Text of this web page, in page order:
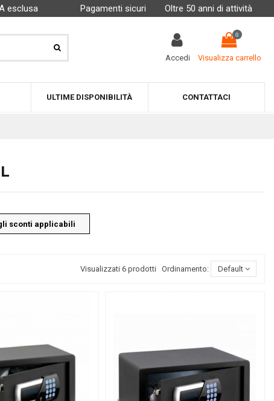
esclusa Pagamenti sicuri Oltre 50 anni di attività
Accedi
0
Visualizza carrello
ULTIME DISPONIBILITÀ CONTATTACI
sconti applicabili
Visualizzati 6 prodotti Ordinamento: Default